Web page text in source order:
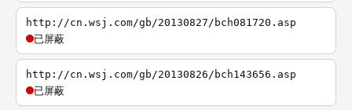
http://cn.wsj.com/gb/20130827/bch081720.asp
已屏蔽
http://cn.wsj.com/gb/20130826/bch143656.asp
已屏蔽